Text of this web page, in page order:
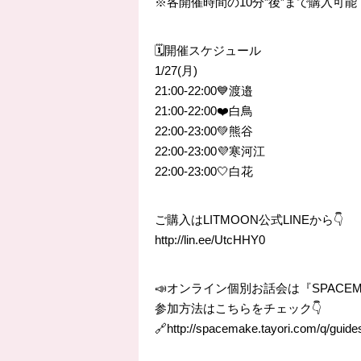
🗓開催スケジュール
1/27(月)
21:00-22:00💙渡邉
21:00-22:00❤️白鳥
22:00-23:00💚熊谷
22:00-23:00💜寒河江
22:00-23:00🤍白花
ご購入はLITMOON公式LINEから👇
http://lin.ee/UtcHHY0
📣オンライン個別お話会は『
参加方法はこちらをチェック👇
🔗http://spacemake.tayori.com/q/